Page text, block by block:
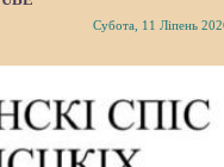
Субота, 11 Ліпень